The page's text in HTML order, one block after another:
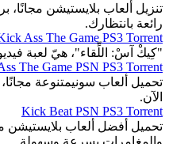
تنزيل ألعاب بلايستيشن
رائعة بانتظارك.
Ass The Game PS3 Torrent
"كِيكْ آسْ: اللِّقاء"، هيّ لعبة
The Game PSN PS3 Torrent
تحميل ألعاب سونيمتنوعة
الآن.
Kick Beat PSN PS3 Torrent
تحميل أفضل ألعاب بلايستيشن
والمغامرات بسرعة وسهولة.